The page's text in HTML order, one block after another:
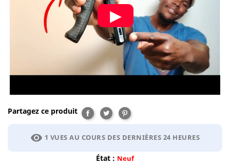
Partagez ce produit Partager
TweetPinterest
visibility 1 VUES AU COURS DES DERNIÈRES 24 HEURES
État : Neuf